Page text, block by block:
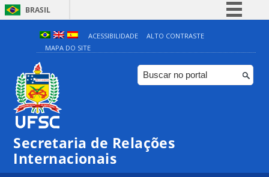
BRASIL
Simplifique!
Comunica BR
Participe
ACESSIBILIDADE
ALTO CONTRASTE
MAPA DO SITE
Secretaria de Relações
Internacionais